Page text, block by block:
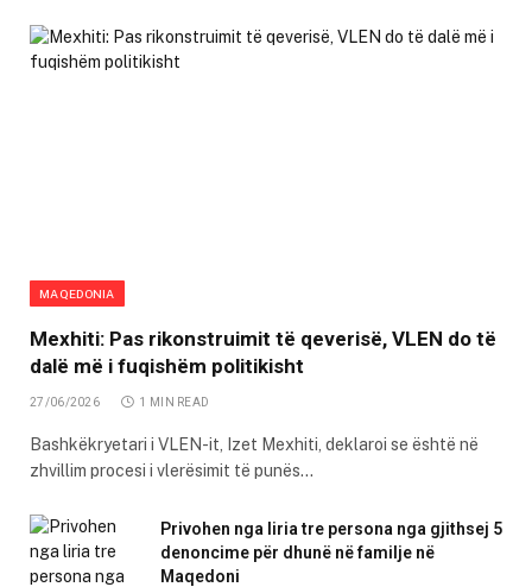
MAQEDONIA
Mexhiti: Pas rikonstruimit të qeverisë, VLEN do të
dalë më i fuqishëm politikisht
27/06/2026 1 MIN READ
Bashkëkryetari i VLEN-it, Izet Mexhiti, deklaroi se është në
zhvillim procesi i vlerësimit të punës…
Privohen nga liria tre persona nga gjithsej 5
denoncime për dhunë në familje në
Maqedoni